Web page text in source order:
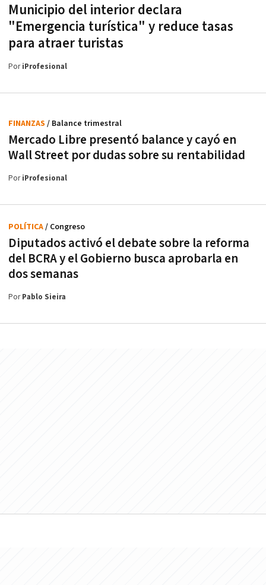
Municipio del interior declara
"Emergencia turística" y reduce tasas
para atraer turistas
PoriProfesional
Mercado Libre presentó balance y cayó en
Wall Street por dudas sobre su rentabilidad
FINANZAS / Balance trimestral
PoriProfesional
Diputados activó el debate sobre la reforma
del BCRA y el Gobierno busca aprobarla en
dos semanas
POLÍTICA/ Congreso
PorPablo Sieira